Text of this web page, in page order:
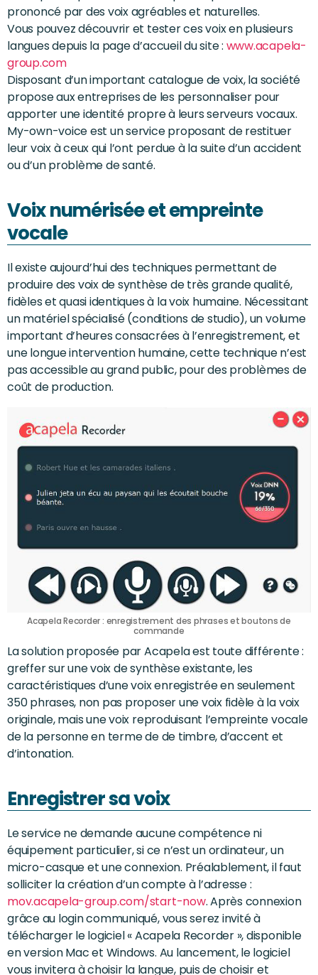
prononcé par des voix agréables et naturelles.
Vous pouvez découvrir et tester ces voix en plusieurs
langues depuis la page d’accueil du site : www.acapela-
group.com
Disposant d’un important catalogue de voix, la société
propose aux entreprises de les personnaliser pour
apporter une identité propre à leurs serveurs vocaux.
My-own-voice est un service proposant de restituer
leur voix à ceux qui l’ont perdue à la suite d’un accident
ou d’un problème de santé.
Voix numérisée et empreinte
vocale
Il existe aujourd’hui des techniques permettant de
produire des voix de synthèse de très grande qualité,
fidèles et quasi identiques à la voix humaine. Nécessitant
un matériel spécialisé (conditions de studio), un volume
important d’heures consacrées à l’enregistrement, et
une longue intervention humaine, cette technique n’est
pas accessible au grand public, pour des problèmes de
coût de production.
Acapela Recorder : enregistrement des phrases et boutons de
commande
La solution proposée par Acapela est toute différente :
greffer sur une voix de synthèse existante, les
caractéristiques d’une voix enregistrée en seulement
350 phrases, non pas proposer une voix fidèle à la voix
originale, mais une voix reproduisant l’empreinte vocale
de la personne en terme de de timbre, d’accent et
d’intonation.
Enregistrer sa voix
Le service ne demande aucune compétence ni
équipement particulier, si ce n’est un ordinateur, un
micro-casque et une connexion. Préalablement, il faut
solliciter la création d’un compte à l’adresse :
mov.acapela-group.com/start-now. Après connexion
grâce au login communiqué, vous serez invité à
télécharger le logiciel « Acapela Recorder », disponible
en version Mac et Windows. Au lancement, le logiciel
vous invitera à choisir la langue, puis de choisir et